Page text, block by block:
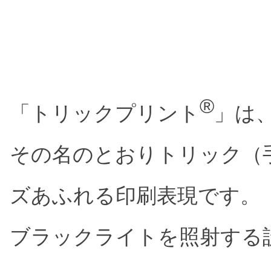
「トリックプリント ® 」は
その名のとおりトリック
ズあふれる印刷表現です。
ブラックライトを照射す